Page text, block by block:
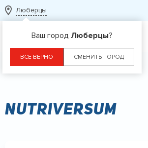
Люберцы
Ваш город Люберцы?
ВСЕ ВЕРНО СМЕНИТЬ ГОРОД
Nutriversum